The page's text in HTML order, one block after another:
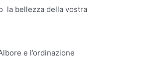
la bellezza della vostra
e l’ordinazione